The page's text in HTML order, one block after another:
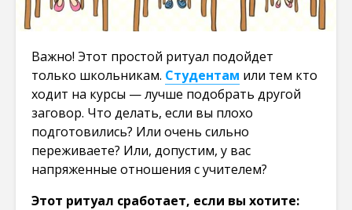
Важно! Этот простой ритуал подойдет
только школьникам. Студентам или тем кто
ходит на курсы — лучше подобрать другой
заговор. Что делать, если вы плохо
подготовились? Или очень сильно
переживаете? Или, допустим, у вас
напряженные отношения с учителем?
Этот ритуал сработает, если вы хотите: